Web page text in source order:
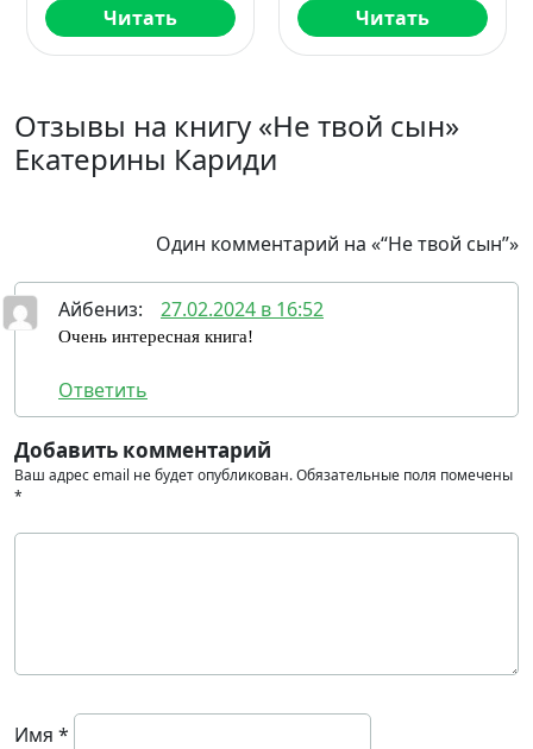
Читать Читать
Отзывы на книгу «Не твой сын»
Екатерины Кариди
Один комментарий на «“Не твой сын”»
Айбениз: 27.02.2024 в 16:52
Очень интересная книга!
Ответить
Добавить комментарий
Ваш адрес email не будет опубликован.Обязательные поля помечены
*
Имя *